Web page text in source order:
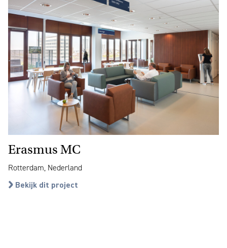
Erasmus MC
Rotterdam, Nederland
Bekijk dit project